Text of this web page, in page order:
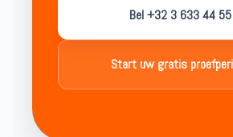
Bel +32 3 633 44 55
Start uw gratis